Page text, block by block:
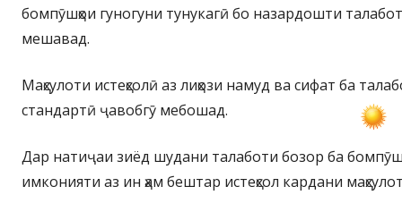
бомпӯшҳои гуногуни тунукагӣ бо назардошти
мешавад.
Маҳсулоти истеҳсолӣ аз лиҳози намуд ва сифат ба
стандартӣ ҷавобгӯ мебошад.
Дар натиҷаи зиёд шудани талаботи бозор ба
имконияти аз ин ҳам бештар истеҳсол кардани